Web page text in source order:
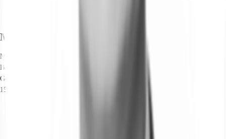
Marktinformationen
Mietmarkt
Bockenheim, Frankfurt am Main
Gew. Ø-Miete
15 € / m²